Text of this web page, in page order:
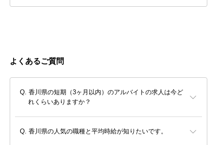
よくあるご質問
香川県の短期（3ヶ月以内）のアルバイトの求人は今ど
れくらいありますか？
香川県の人気の職種と平均時給が知りたいです。